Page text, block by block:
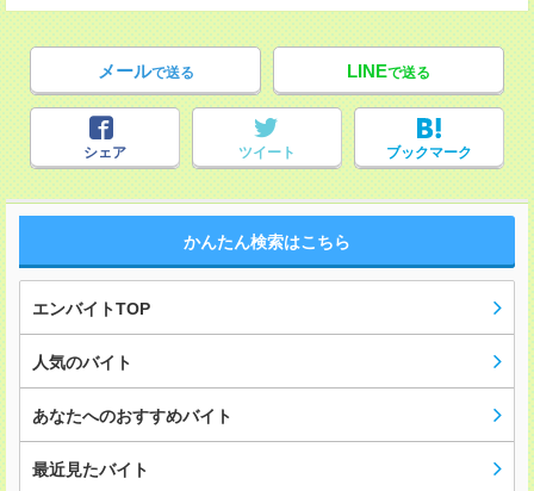
メールで送る LINEで送る
シェア ツイート ブックマーク
かんたん検索はこちら
エンバイトTOP
人気のバイト
あなたへのおすすめバイト
最近見たバイト